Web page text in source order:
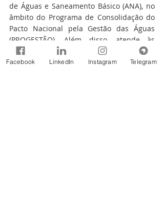
de Águas e Saneamento Básico (ANA), no
âmbito do Programa de Consolidação do
Pacto Nacional pela Gestão das Águas
(PROGESTÃO). Além disso, atende às
metas estabelecidas pelo Programa
Nacional de Fortalecimento dos Comitês
Facebook LinkedIn Instagram Telegram